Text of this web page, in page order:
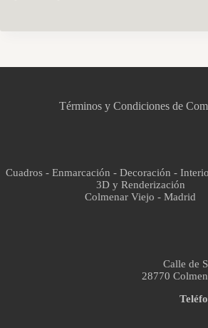
Términos y Condiciones de
Cuadros - Enmarcación - Decoración -
3D y Renderización
Colmenar Viejo - Madrid
Calle de
28770
Asistente virtual · En línea